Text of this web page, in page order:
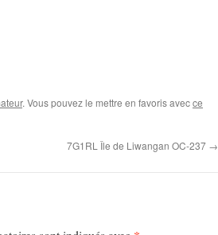
. Vous pouvez le mettre en favoris avecce
7G1RL Île de Liwangan OC-237 →